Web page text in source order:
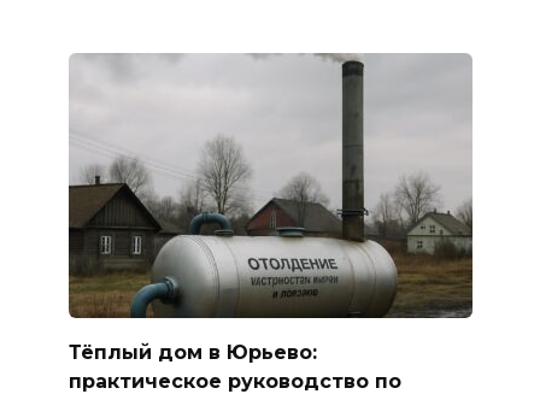
Тёплый дом в Юрьево:
практическое руководство по